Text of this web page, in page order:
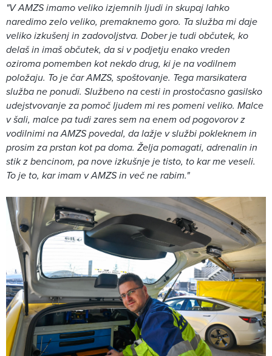
"V AMZS imamo veliko izjemnih ljudi in skupaj lahko
naredimo zelo veliko, premaknemo goro. Ta služba mi daje
veliko izkušenj in zadovoljstva. Dober je tudi občutek, ko
delaš in imaš občutek, da si v podjetju enako vreden
oziroma pomemben kot nekdo drug, ki je na vodilnem
položaju. To je čar AMZS, spoštovanje. Tega marsikatera
služba ne ponudi. Službeno na cesti in prostočasno gasilsko
udejstvovanje za pomoč ljudem mi res pomeni veliko. Malce
v šali, malce pa tudi zares sem na enem od pogovorov z
vodilnimi na AMZS povedal, da lažje v službi pokleknem in
prosim za prstan kot pa doma. Želja pomagati, adrenalin in
stik z bencinom, pa nove izkušnje je tisto, to kar me veseli.
To je to, kar imam v AMZS in več ne rabim."